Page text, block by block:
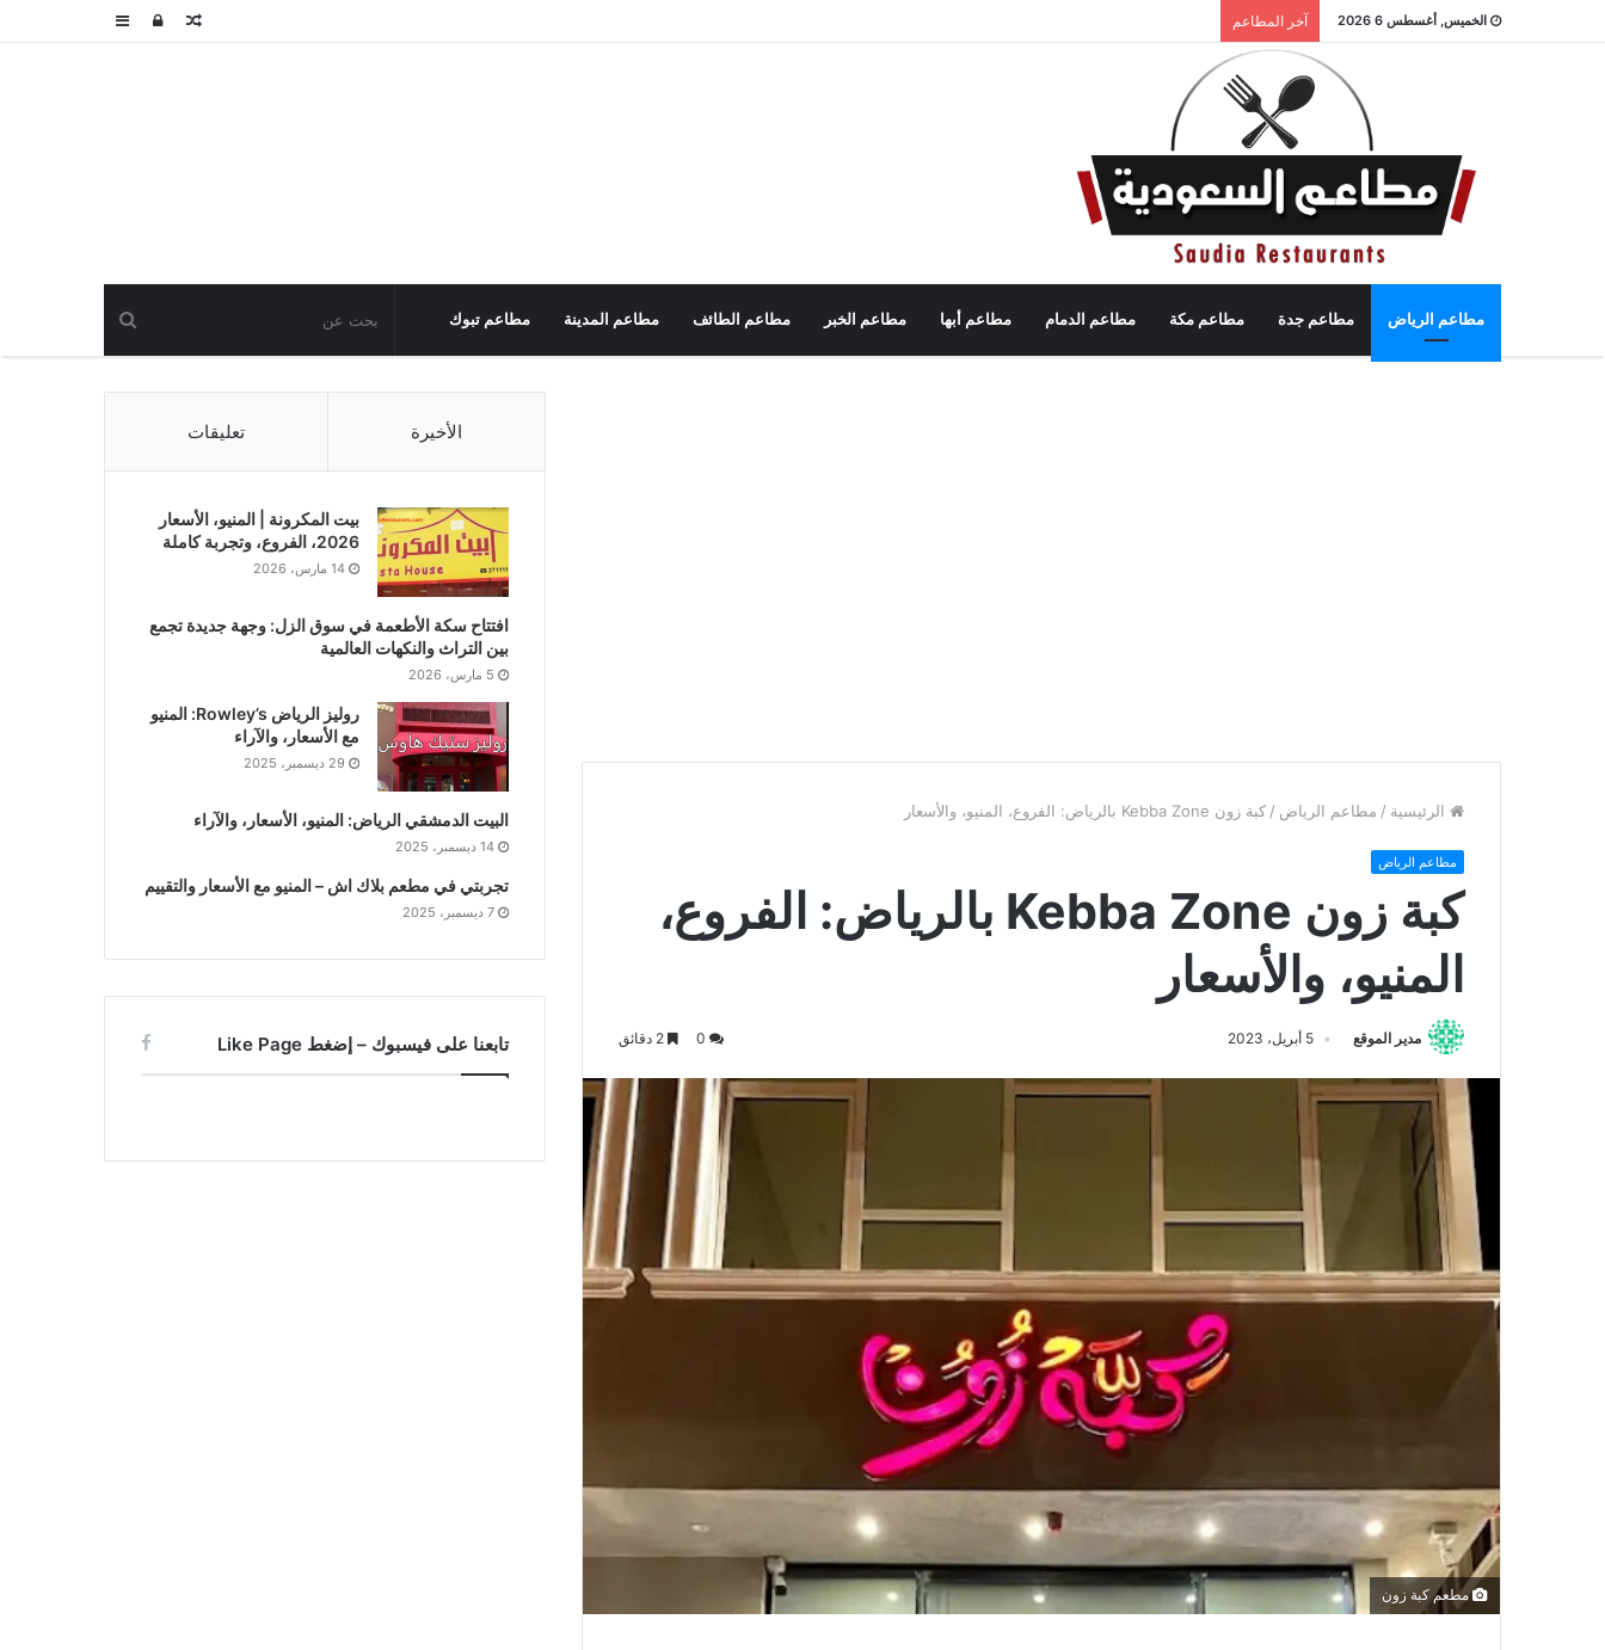
الخميس, أغسطس 6 2026 آخر المطاعم عمودتسجيلمقال
مطاعم الرياض مطاعم جدة مطاعم مكة مطاعم الدمام مطاعم أبها مطاعم الخبر مطاعم الطائف مطاعم المدينة مطاعم تبوك
الرئيسية / مطاعم الرياض / كبة زون Kebba Zone بالرياض: الفروع، المنيو، والأسعار
مطاعم الرياض
كبة زون Kebba Zone بالرياض: الفروع،
المنيو، والأسعار
مدير الموقع 5 أبريل، 2023
مطعم كبة زون
الأخيرة تعليقات
بيت المكرونة | المنيو، الأسعار
2026، الفروع، وتجربة كاملة
14 مارس، 2026
افتتاح سكة الأطعمة في سوق الزل: وجهة جديدة تجمع
بين التراث والنكهات العالمية
5 مارس، 2026
روليز الرياض Rowley’s: المنيو
مع الأسعار، والآراء
29 ديسمبر، 2025
البيت الدمشقي الرياض: المنيو، الأسعار، والآراء
14 ديسمبر، 2025
تجربتي في مطعم بلاك اش – المنيو مع الأسعار والتقييم
7 ديسمبر، 2025
تابعنا على فيسبوك – إضغط Like Page